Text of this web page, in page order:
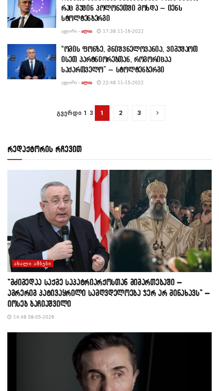
რაც გუშინ პოლონეთში მოხდა – იენს
სტოლტენბერგი
ᲐᲕᲢᲝᲠᲘ - ᲐᲚᲘᲐ 17:38 11-16-2022
“ომის ფონზე, მნიშვნელოვანია, ვიმუშაოთ
ისეთ პარტნიორებთან, როგორიცაა
საქართველო” – სტოლტენბერგი
ᲐᲕᲢᲝᲠᲘ - ᲐᲚᲘᲐ 22:48 11-15-2022
ᲒᲕᲔᲠᲓᲘ 1 3 1 2 3
რედაქტორის რჩევით
ᲐᲮᲐᲚᲘ ᲐᲛᲑᲔᲑᲘ
“მძიმედაა საქმე საპატრიარქოსთან მიმართებაში –
აგრერიგ პატივაყრილი სამღვდელოება ჯერ არ მინახავს” –
იოსებ ბაჩიაშვილი
14:48 08-05-2026